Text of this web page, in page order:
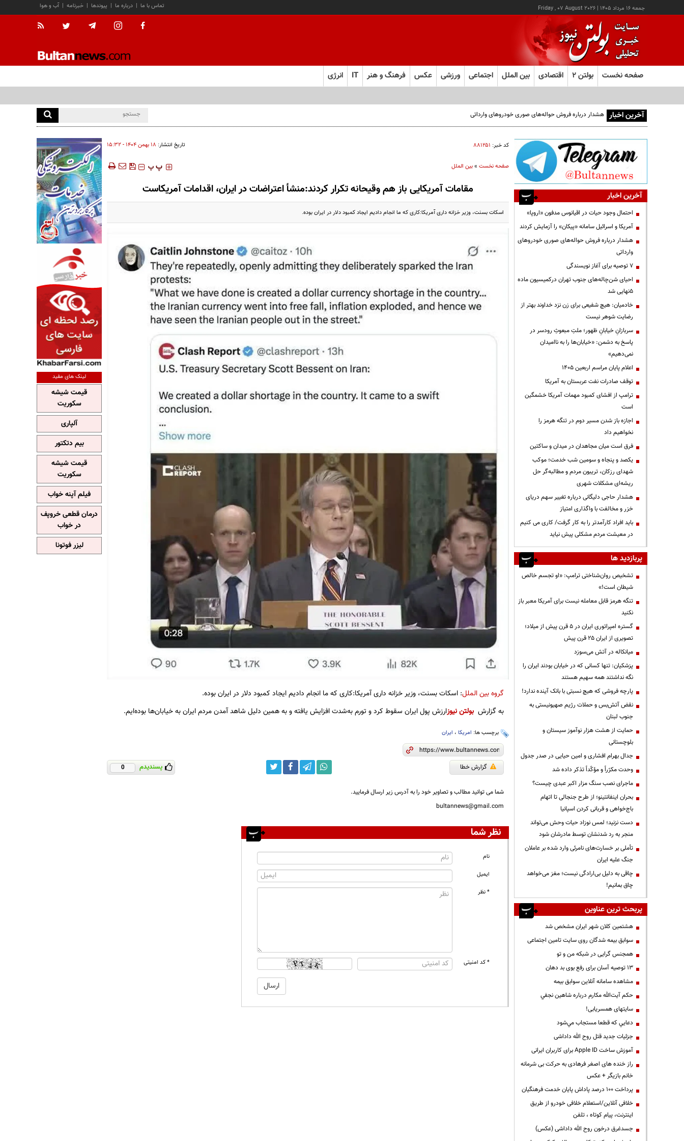
جمعه ۱۶ مرداد ۱۴۰۵ |
Friday , 07 August 2026 آب و هوا | خبرنامه | پیوندها | درباره ما | تماس با ما
صفحه نخست بولتن ۲ اقتصادی بین الملل اجتماعی ورزشی عکس فرهنگ و هنر IT انرژی
آخرین اخبار هشدار درباره فروش حواله‌های صوری خودروهای وارداتی
کد خبر: ۸۸۱۲۵۱ تاریخ انتشار: ۱۸ بهمن ۱۴۰۴ - ۱۵:۳۲
صفحه نخست»بین الملل ‍‍‍ پ پ
مقامات آمریکایی باز هم وقیحانه تکرار کردند:منشأ اعتراضات در ایران، اقدامات آمریکاست
اسکات بسنت، وزیر خزانه داری آمریکا:کاری که ما انجام دادیم ایجاد کمبود دلار در ایران بوده.
گروه بین الملل: اسکات بسنت، وزیر خزانه داری آمریکا:کاری که ما انجام دادیم ایجاد کمبود دلار در ایران بوده.
به گزارش بولتن نیوزارزش پول ایران سقوط کرد و تورم به‌شدت افزایش یافته و به همین دلیل شاهد آمدن مردم ایران به خیابان‌ها بوده‌ایم.
برچسب ها: امریکا، ایران
گزارش خطا پسندیدم 0
شما می توانید مطالب و تصاویر خود را به آدرس زیر ارسال فرمایید.
bultannews@gmail.com
نظر شما
نام
ایمیل
* نظر
* کد امنیتی
آخرین اخبار
احتمال وجود حیات در اقیانوس مدفون «اروپا»
آمریکا و اسرائیل سامانه «پیکان» را آزمایش کردند
هشدار درباره فروش حواله‌های صوری خودروهای
وارداتی
۷ توصیه برای آغاز نویسندگی
احیای شن‌چاله‌های جنوب تهران درکمیسیون ماده
۵نهایی شد
خادمیان: هیچ شفیعی برای زن نزد خداوند بهتر از
رضایت شوهر نیست
سربازانِ خیابانِ ظهور؛ ملتِ مبعوثِ رودسر در
پاسخ به دشمن: «خیابان‌ها را به ناامیدان
نمی‌دهیم»
اعلام پایان مراسم اربعین ۱۴۰۵
توقف صادرات نفت عربستان به آمریکا
ترامپ از افشای کمبود مهمات آمریکا خشمگین
است
اجازه باز شدن مسیر دوم در تنگه هرمز را
نخواهیم داد
فرق است میان مجاهدان در میدان و ساکتین
یکصد و پنجاه و سومین شب خدمت؛ موکب
شهدای رزکان، تریبون مردم و مطالبه‌گر حل
ریشه‌ای مشکلات شهری
هشدار حاجی دلیگانی درباره تغییر سهم دریای
خزر و مخالفت با واگذاری امتیاز
باید افراد کارآمدتر را به کار گرفت/ کاری می کنیم
در معیشت مردم مشکلی پیش نیاید
پربازدید ها
تشخیص روان‌شناختی ترامپ: «او تجسم خالص
شیطان است!»
تنگه هرمز قابل معامله نیست برای آمریکا معبر باز
نکنید
گستره امپراتوری ایران در ۵ قرن پیش از میلاد؛
تصویری از ایران ۲۵ قرن پیش
میانکاله در آتش می‌سوزد
پزشکیان: تنها کسانی که در خیابان بودند ایران را
نگه نداشتند همه سهیم هستند
پارچه فروشی که هیچ نسبتی با بانک آینده ندارد!
نقض آتش‌بس و حملات رژیم صهیونیستی به
جنوب لبنان
حمایت از هشت هزار نوآموز سیستان و
بلوچستانی
جدال بهرام افشاری و امین حیایی در صدر جدول
وحدت مکرّراً و مؤکّداً تذکر داده شد
ماجرای نصب سنگ مزار اکبر عبدی چیست؟
بحران اینفانتینو؛ از طرح جنجالی تا اتهام
باج‌خواهی و قربانی کردن اسپانیا
دست نزنید؛ لمس نوزاد حیات وحش می‌تواند
منجر به رد شدنشان توسط مادرشان شود
تأملی بر خسارت‌های نامرئی وارد شده بر عاملان
جنگ علیه ایران
چاقی به دلیل بی‌ارادگی نیست؛ مغز می‌خواهد
چاق بمانیم!
پربحث ترین عناوین
هشتمین کلان شهر ایران مشخص شد
سوابق بیمه شدگان روی سایت تامین اجتماعی
همجنس گرایی در شبکه من و تو
13 توصیه آسان برای رفع بوی بد دهان
مشاهده سامانه آنلاين سوابق بیمه
حكم آيت‌الله مكارم درباره شاهين نجفي
سایتهای همسریابی!
دعايي كه قطعا مستجاب مي‌شود
جزئیات جدید قتل روح الله داداشی
آموزش ساخت Apple ID برای کاربران ایرانی
راز خنده های اصغر فرهادی به حرکت بی شرمانه
خانم بازیگر + عکس
پرداخت ۱۰۰ درصد پاداش پایان خدمت فرهنگیان
خلافی آنلاین/استعلام خلافی خودرو از طریق
اینترنت، پیام کوتاه ، تلفن
جسدغرق درخون روح الله داداشی (عکس)
لینک های مفید
قیمت شیشه
سکوریت
آلپاری
بیم دتکتور
قیمت شیشه
سکوریت
فیلم آپنه خواب
درمان قطعی خروپف
در خواب
لیزر فوتونا